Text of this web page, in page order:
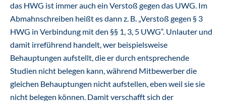
das HWG ist immer auch ein Verstoß gegen das UWG. Im
Abmahnschreiben heißt es dann z. B. „Verstoß gegen § 3
HWG in Verbindung mit den §§ 1, 3, 5 UWG“. Unlauter und
damit irreführend handelt, wer beispielsweise
Behauptungen aufstellt, die er durch entsprechende
Studien nicht belegen kann, während Mitbewerber die
gleichen Behauptungen nicht aufstellen, eben weil sie sie
nicht belegen können. Damit verschafft sich der